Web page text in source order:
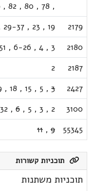
,
78
,
80
,
82
,
2179
19
,
23
,
29-37
2180
3
,
4
,
6-26
,
2187
2
2427
3
,
5
,
15
,
18
,
3100
2
,
3
,
5
,
6
,
32
55345
9
,
11
תוכניות קשורות
תוכניות משתנות